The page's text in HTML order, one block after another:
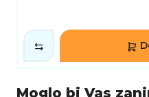
Moglo bi Vas